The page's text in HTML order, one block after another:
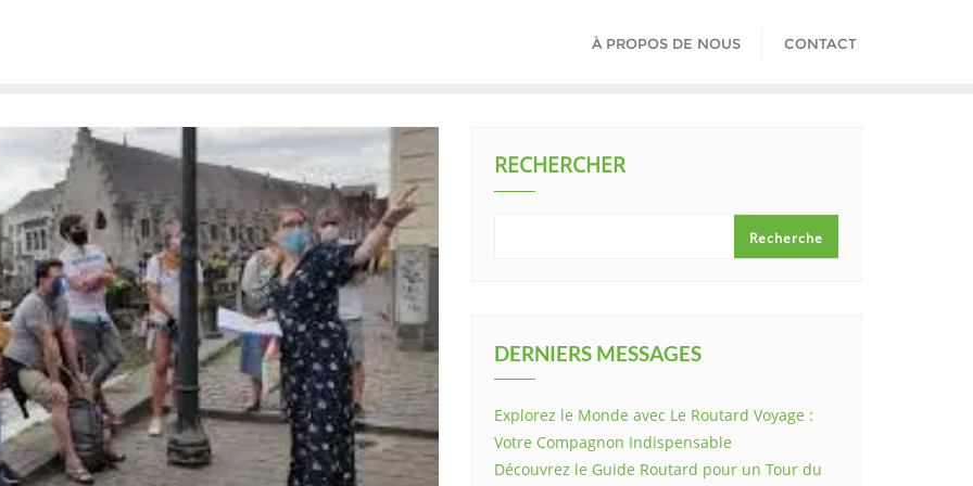
À PROPOS DE NOUS CONTACT
RECHERCHER
Recherche
DERNIERS MESSAGES
Explorez le Monde avec Le Routard Voyage :
Votre Compagnon Indispensable
Découvrez le Guide Routard pour un Tour du